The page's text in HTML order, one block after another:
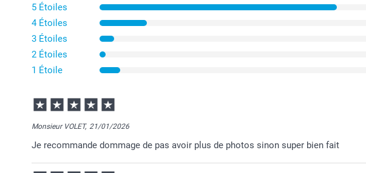
5 Étoiles
4 Étoiles
3 Étoiles
2 Étoiles
1 Étoile
Monsieur VOLET, 21/01/2026
Je recommande dommage de pas avoir plus de photos sinon super bien fait